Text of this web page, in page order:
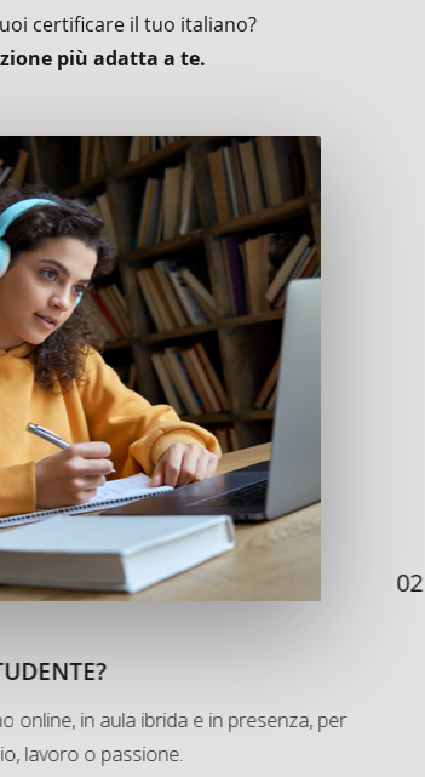
certificare il tuo italiano?
più adatta a te.
online, in aula ibrida e in presenza, per
lavoro o passione.
02